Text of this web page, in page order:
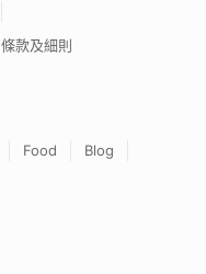
條款及細則
Food
Blog